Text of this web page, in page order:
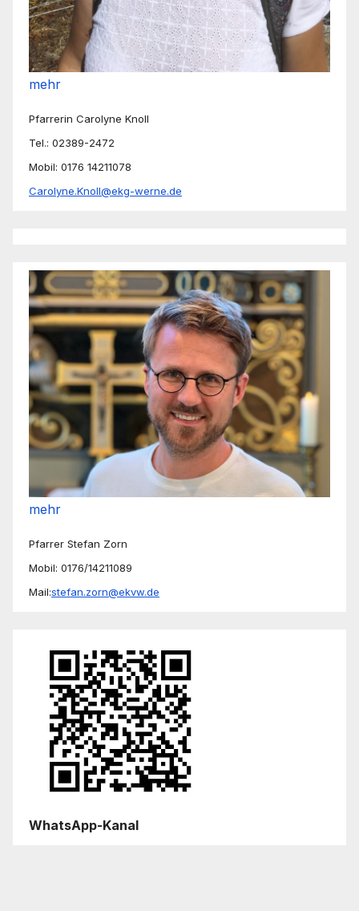
mehr
Pfarrerin Carolyne Knoll
Tel.: 02389-2472
Mobil: 0176 14211078
Carolyne.Knoll@ekg-werne.de
mehr
Pfarrer Stefan Zorn
Mobil: 0176/14211089
Mail:stefan.zorn@ekvw.de
WhatsApp-Kanal